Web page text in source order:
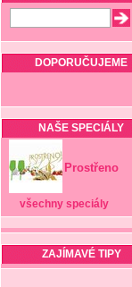
DOPORUČUJEME
NAŠE SPECIÁLY
Prostřeno
všechny speciály
ZAJÍMAVÉ TIPY